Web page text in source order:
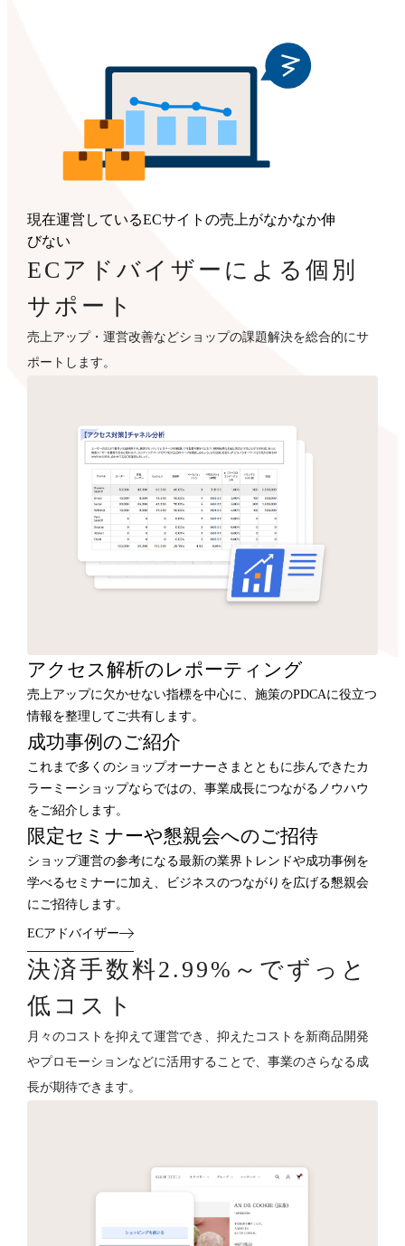
現在運営しているECサイトの売上がなかなか伸
びない
ECアドバイザーによる個別
サポート
売上アップ・運営改善などショップの課題解決を総合的にサ
ポートします。
アクセス解析のレポーティング
売上アップに欠かせない指標を中心に、施策のPDCAに役立つ
情報を整理してご共有します。
成功事例のご紹介
これまで多くのショップオーナーさまとともに歩んできたカ
ラーミーショップならではの、事業成長につながるノウハウ
をご紹介します。
限定セミナーや懇親会へのご招待
ショップ運営の参考になる最新の業界トレンドや成功事例を
学べるセミナーに加え、ビジネスのつながりを広げる懇親会
にご招待します。
ECアドバイザー
決済手数料2.99%～でずっと
低コスト
月々のコストを抑えて運営でき、抑えたコストを新商品開発
やプロモーションなどに活用することで、事業のさらなる成
長が期待できます。